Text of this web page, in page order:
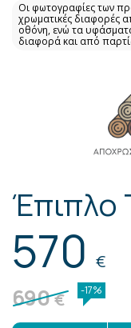
Οι φωτογραφίες των
χρωματικές διαφορές
οθόνη, ενώ τα
διαφορά και από
Έπιπλο
570 €
690€ -17%